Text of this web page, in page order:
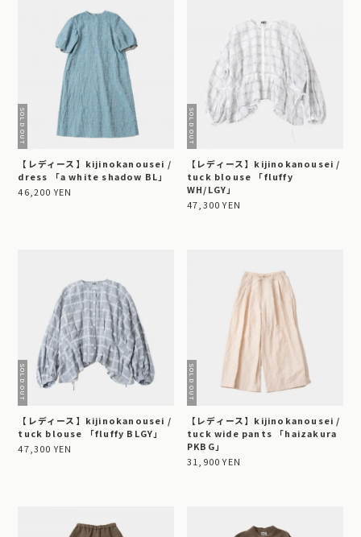
【レディース】kijinokanousei /
dress 「a white shadow BL」
46,200 YEN
【レディース】kijinokanousei /
tuck blouse 「fluffy
WH/LGY」
47,300 YEN
【レディース】kijinokanousei /
tuck blouse 「fluffy BLGY」
47,300 YEN
【レディース】kijinokanousei /
tuck wide pants 「haizakura
PKBG」
31,900 YEN